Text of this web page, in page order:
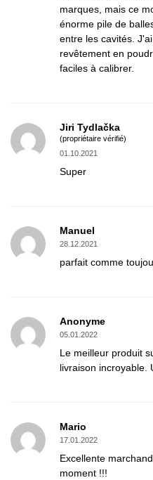
marques, mais ce
énorme pile de
entre les cavités.
revêtement en
faciles à calibrer.
Jiri Tydlačka
(propriétaire vérifié)
01.10.2021
Super
Manuel
28.12.2021
parfait comme
Anonyme
05.01.2022
Le meilleur produit
livraison incroyable.
Mario
17.01.2022
Excellente
moment !!!